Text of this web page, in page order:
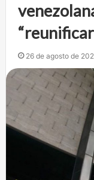
26 de agosto de